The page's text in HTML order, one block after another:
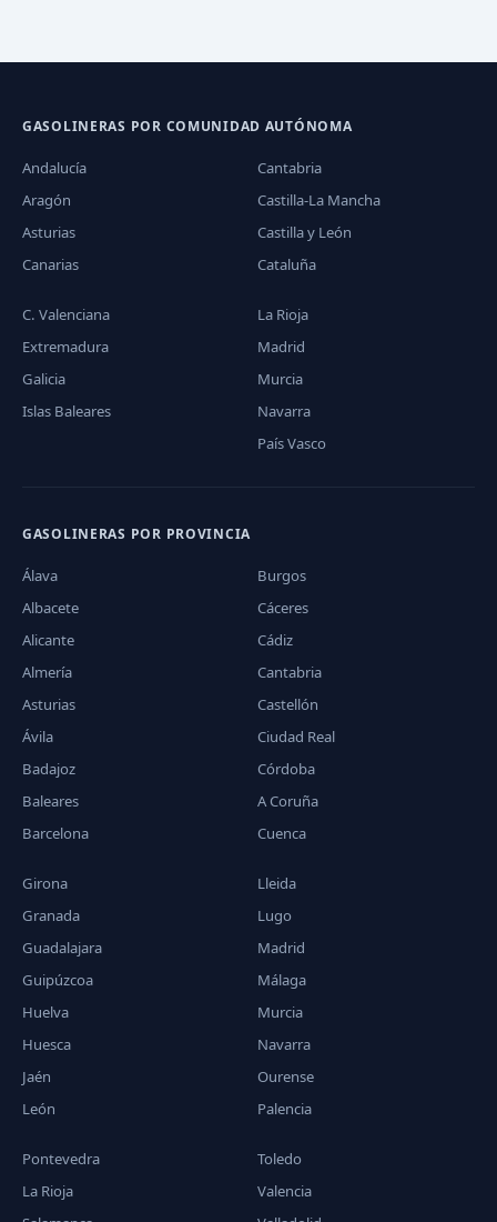
GASOLINERAS POR COMUNIDAD AUTÓNOMA
Andalucía
Aragón
Asturias
Canarias
Cantabria
Castilla-La Mancha
Castilla y León
Cataluña
C. Valenciana
Extremadura
Galicia
Islas Baleares
La Rioja
Madrid
Murcia
Navarra
País Vasco
GASOLINERAS POR PROVINCIA
Álava
Albacete
Alicante
Almería
Asturias
Ávila
Badajoz
Baleares
Barcelona
Burgos
Cáceres
Cádiz
Cantabria
Castellón
Ciudad Real
Córdoba
A Coruña
Cuenca
Girona
Granada
Guadalajara
Guipúzcoa
Huelva
Huesca
Jaén
León
Lleida
Lugo
Madrid
Málaga
Murcia
Navarra
Ourense
Palencia
Pontevedra
La Rioja
Toledo
Valencia